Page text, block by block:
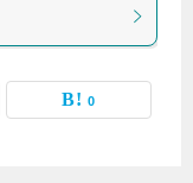
0